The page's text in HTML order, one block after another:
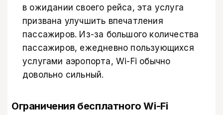
в ожидании своего рейса, эта услуга
призвана улучшить впечатления
пассажиров. Из-за большого количества
пассажиров, ежедневно пользующихся
услугами аэропорта, Wi-Fi обычно
довольно сильный.
Ограничения бесплатного Wi-Fi